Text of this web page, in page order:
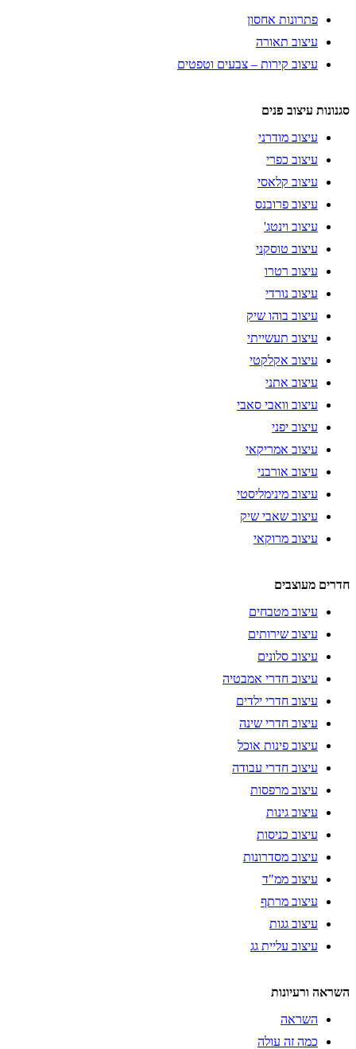
פתרונות אחסון
עיצוב תאורה
עיצוב קירות – צבעים וטפטים
סגנונות עיצוב פנים
עיצוב מודרני
עיצוב כפרי
עיצוב קלאסי
עיצוב פרובנס
עיצוב וינטג'
עיצוב טוסקני
עיצוב רטרו
עיצוב נורדי
עיצוב בוהו שיק
עיצוב תעשייתי
עיצוב אקלקטי
עיצוב אתני
עיצוב וואבי סאבי
עיצוב יפני
עיצוב אמריקאי
עיצוב אורבני
עיצוב מינימליסטי
עיצוב שאבי שיק
עיצוב מרוקאי
חדרים מעוצבים
עיצוב מטבחים
עיצוב שירותים
עיצוב סלונים
עיצוב חדרי אמבטיה
עיצוב חדרי ילדים
עיצוב חדרי שינה
עיצוב פינות אוכל
עיצוב חדרי עבודה
עיצוב מרפסות
עיצוב גינות
עיצוב כניסות
עיצוב מסדרונות
עיצוב ממ"ד
עיצוב מרתף
עיצוב גגות
עיצוב עליית גג
השראה ורעיונות
השראה
כמה זה עולה